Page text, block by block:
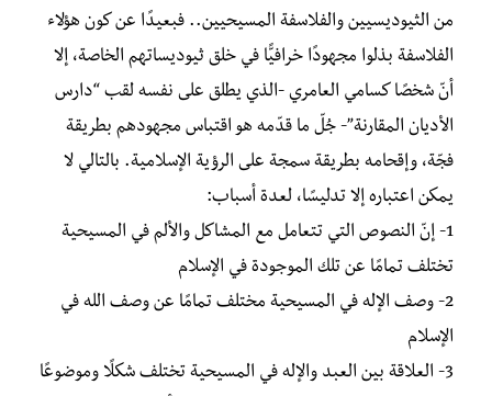
من الثيوديسيين والفلاسفة المسيحيين.. فبعيدًا عن كون هؤلاء
الفلاسفة بذلوا مجهودًا خرافيًّا في خلق ثيوديساتهم الخاصة، إلا
أنّ شخصًا كسامي العامري -الذي يطلق على نفسه لقب “دارس
الأديان المقارنة”- جُلّ ما قدّمه هو اقتباس مجهودهم بطريقة
فجّة، وإقحامه بطريقة سمجة على الرؤية الإسلامية. بالتالي لا
يمكن اعتباره إلا تدليسًا، لعدة أسباب:
1- إنّ النصوص التي تتعامل مع المشاكل والألم في المسيحية
تختلف تمامًا عن تلك الموجودة في الإسلام
2- وصف الإله في المسيحية مختلف تمامًا عن وصف الله في
الإسلام
3- العلاقة بين العبد والإله في المسيحية تختلف شكلًا وموضوعًا